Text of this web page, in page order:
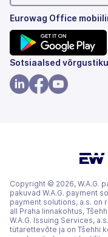
Eurowag Office
(avaneb
uuel
vahekaardil)
Sotsiaalsed
Copyright © 2026, W.A.G.
pakuvad W.A.G. payment
payment solutions, a.s.
all Praha linnakohtus,
W.A.G. Issuing Services,
tütarettevõte ja on Tšehhi